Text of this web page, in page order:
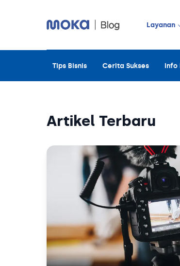
Layanan
Tips Bisnis Cerita Sukses Info
Artikel Terbaru